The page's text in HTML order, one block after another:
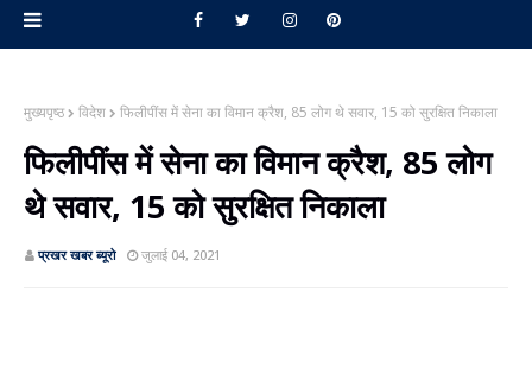
मुख्यपृष्ठ विदेश फिलीपींस में सेना का विमान क्रैश, 85 लोग थे सवार, 15 को सुरक्षित निकाला
फिलीपींस में सेना का विमान क्रैश, 85 लोग
थे सवार, 15 को सुरक्षित निकाला
प्रखर खबर ब्‍यूरो जुलाई 04, 2021